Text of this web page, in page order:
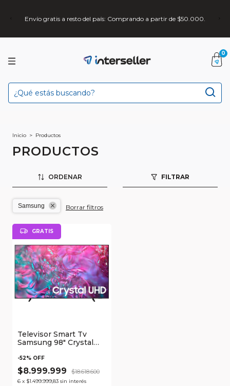
Envío gratis a resto del país: Comprando a partir de $50.000.
0
Inicio > Productos
PRODUCTOS
ORDENAR FILTRAR
Samsung Borrar filtros
GRATIS
Televisor Smart Tv
Samsung 98" Crystal
Os
-52% OFF
$8.999.999 $18.618.600
6 x $1.499.999,83 sin interés